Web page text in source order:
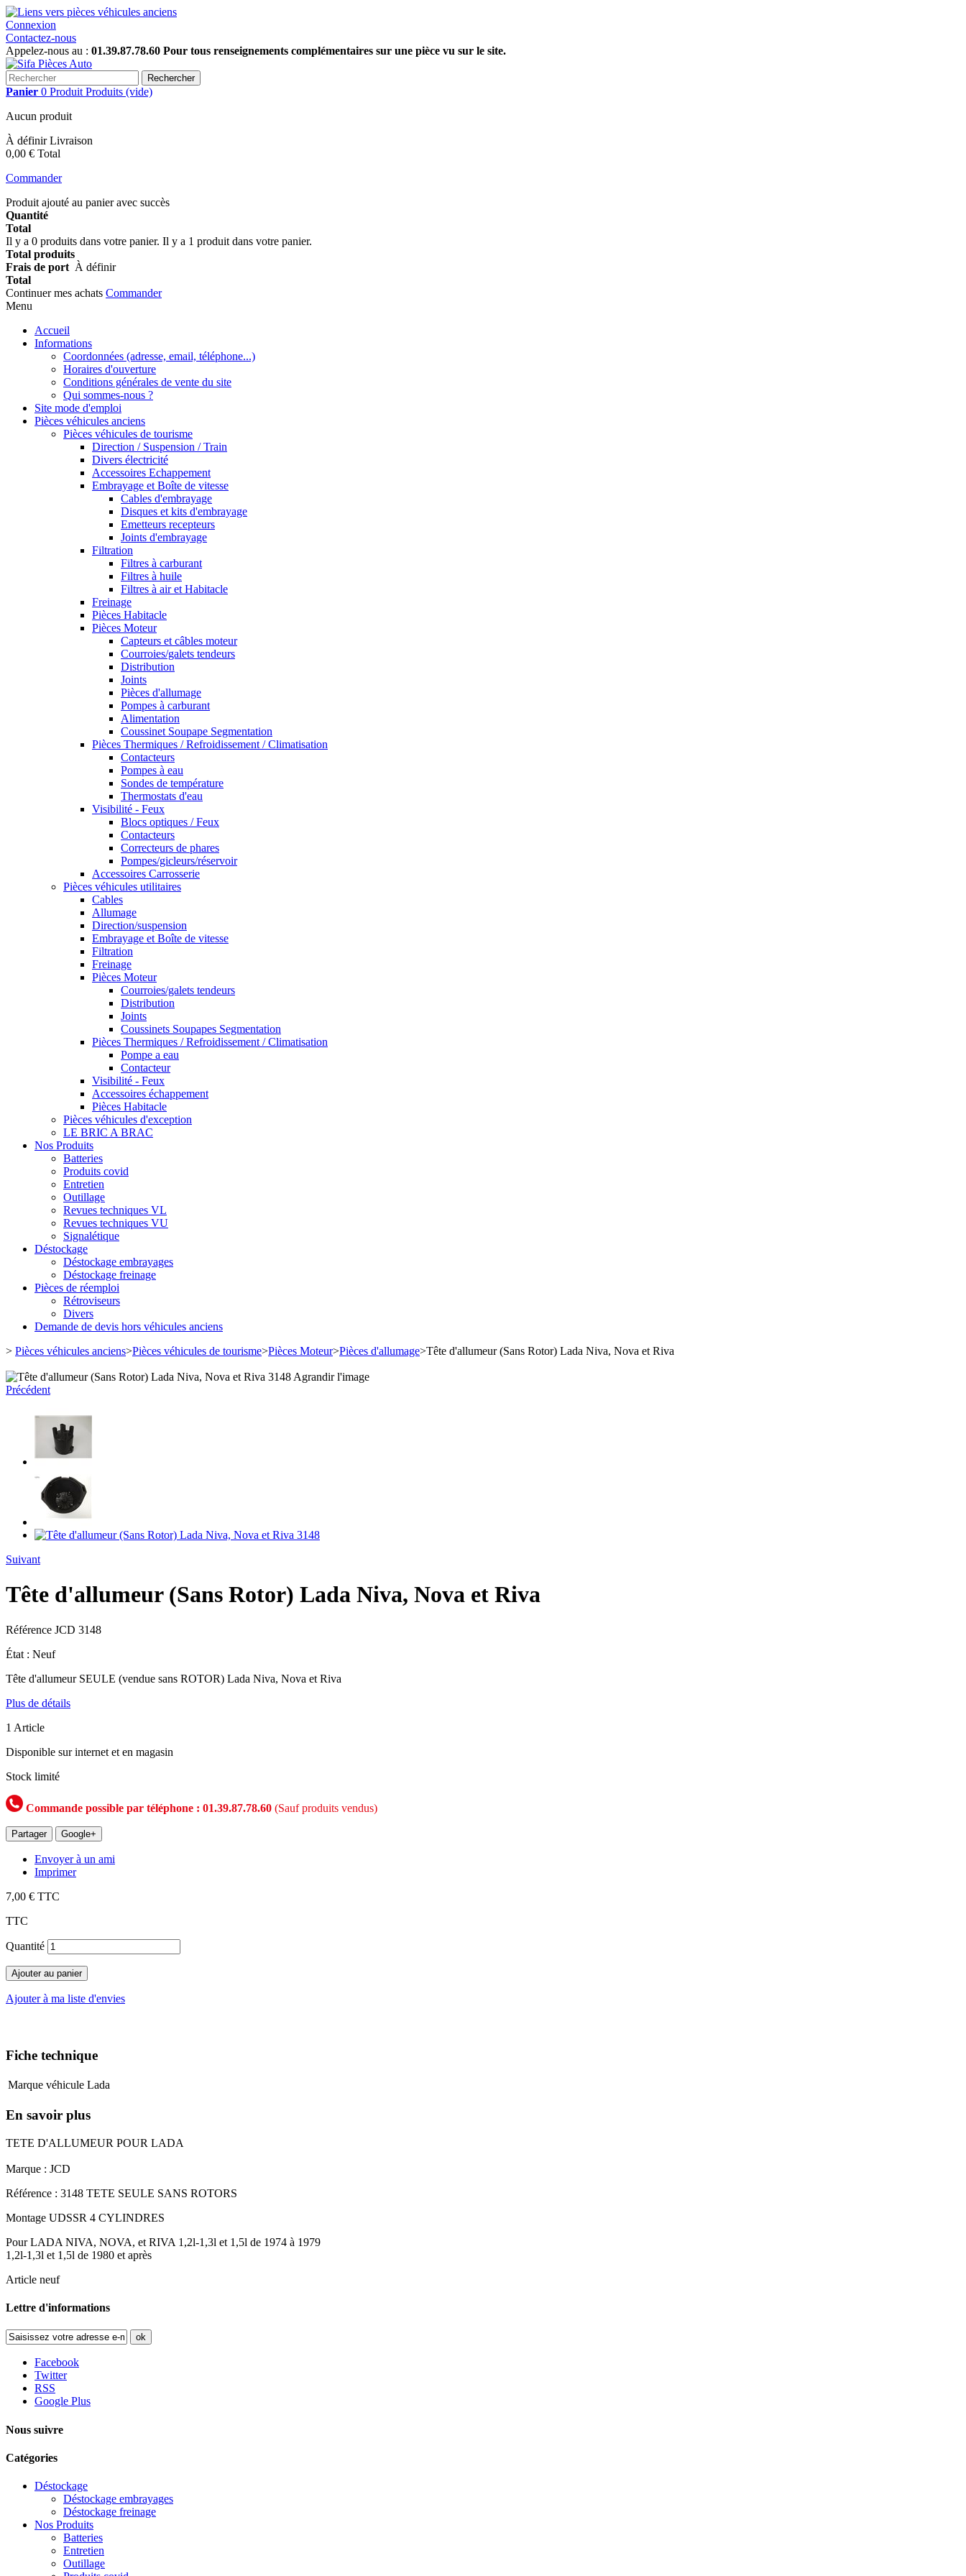
Connexion
Contactez-nous
Appelez-nous au : 01.39.87.78.60 Pour tous renseignements complémentaires sur une pièce vu sur le site.
Rechercher
Panier 0 Produit Produits (vide)
Aucun produit
À définirLivraison
0,00 € Total
Commander
Produit ajouté au panier avec succès
Quantité
Total
Il y a 0 produits dans votre panier. Il y a 1 produit dans votre panier.
Total produits
Frais de port À définir
Total
Continuer mes achats Commander
Menu
Accueil
Informations
Coordonnées (adresse, email, téléphone...)
Horaires d'ouverture
Conditions générales de vente du site
Qui sommes-nous ?
Site mode d'emploi
Pièces véhicules anciens
Pièces véhicules de tourisme
Direction / Suspension / Train
Divers électricité
Accessoires Echappement
Embrayage et Boîte de vitesse
Cables d'embrayage
Disques et kits d'embrayage
Emetteurs recepteurs
Joints d'embrayage
Filtration
Filtres à carburant
Filtres à huile
Filtres à air et Habitacle
Freinage
Pièces Habitacle
Pièces Moteur
Capteurs et câbles moteur
Courroies/galets tendeurs
Distribution
Joints
Pièces d'allumage
Pompes à carburant
Alimentation
Coussinet Soupape Segmentation
Pièces Thermiques / Refroidissement / Climatisation
Contacteurs
Pompes à eau
Sondes de température
Thermostats d'eau
Visibilité - Feux
Blocs optiques / Feux
Contacteurs
Correcteurs de phares
Pompes/gicleurs/réservoir
Accessoires Carrosserie
Pièces véhicules utilitaires
Cables
Allumage
Direction/suspension
Embrayage et Boîte de vitesse
Filtration
Freinage
Pièces Moteur
Courroies/galets tendeurs
Distribution
Joints
Coussinets Soupapes Segmentation
Pièces Thermiques / Refroidissement / Climatisation
Pompe a eau
Contacteur
Visibilité - Feux
Accessoires échappement
Pièces Habitacle
Pièces véhicules d'exception
LE BRIC A BRAC
Nos Produits
Batteries
Produits covid
Entretien
Outillage
Revues techniques VL
Revues techniques VU
Signalétique
Déstockage
Déstockage embrayages
Déstockage freinage
Pièces de réemploi
Rétroviseurs
Divers
Demande de devis hors véhicules anciens
> Pièces véhicules anciens>Pièces véhicules de tourisme>Pièces Moteur>Pièces d'allumage>Tête d'allumeur (Sans Rotor) Lada Niva, Nova et Riva
Agrandir l'image
Précédent
Suivant
Tête d'allumeur (Sans Rotor) Lada Niva, Nova et Riva
Référence JCD 3148
État : Neuf
Tête d'allumeur SEULE (vendue sans ROTOR) Lada Niva, Nova et Riva
Plus de détails
1 Article
Disponible sur internet et en magasin
Stock limité
Commande possible par téléphone : 01.39.87.78.60 (Sauf produits vendus)
Partager Google+
Envoyer à un ami
Imprimer
7,00 € TTC
TTC
Quantité
Ajouter au panier
Ajouter à ma liste d'envies
Fiche technique
Marque véhicule Lada
En savoir plus
TETE D'ALLUMEUR POUR LADA
Marque : JCD
Référence : 3148 TETE SEULE SANS ROTORS
Montage UDSSR 4 CYLINDRES
Pour LADA NIVA, NOVA, et RIVA 1,2l-1,3l et 1,5l de 1974 à 1979
1,2l-1,3l et 1,5l de 1980 et après
Article neuf
Lettre d'informations
ok
Facebook
Twitter
RSS
Google Plus
Nous suivre
Catégories
Déstockage
Déstockage embrayages
Déstockage freinage
Nos Produits
Batteries
Entretien
Outillage